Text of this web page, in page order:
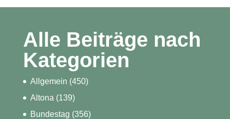
Alle Beiträge nach
Kategorien
Allgemein (450)
Altona (139)
Bundestag (356)